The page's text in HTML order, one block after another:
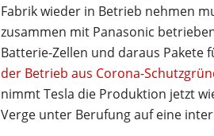
Fabrik wieder in Betrieb nehmen
zusammen mit Panasonic
Batterie-Zellen und daraus Pakete
der Betrieb aus Corona-
nimmt Tesla die Produktion jetzt
Verge unter Berufung auf eine